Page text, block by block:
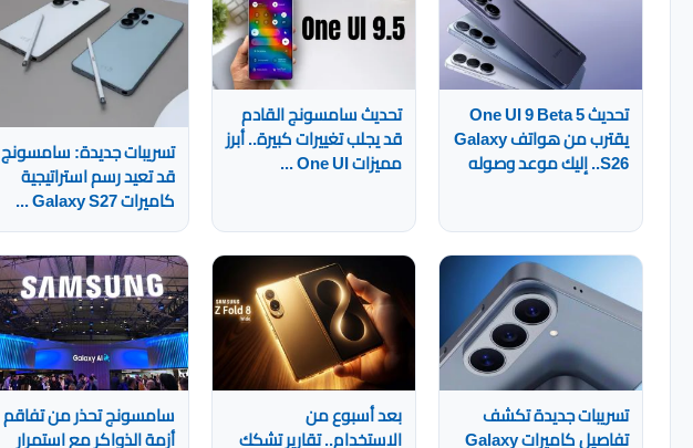
تحديث One UI 9 Beta 5
يقترب من هواتف Galaxy
S26.. إليك موعد وصوله
تحديث سامسونج القادم
قد يجلب تغييرات كبيرة.. أبرز
مميزات One UI ... تسريبات جديدة: سامسونج
قد تعيد رسم استراتيجية
كاميرات Galaxy S27 ...
تسريبات جديدة تكشف
تفاصيل كاميرات Galaxy
بعد أسبوع من
الاستخدام.. تقارير تشكك
سامسونج تحذر من تفاقم
أزمة الذواكر مع استمرار